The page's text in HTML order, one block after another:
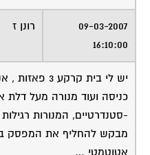
09-03-2007
16:10:00
רונן ז
יש לי בית
כניסה ועוד מנורה מעל דלת
-סטנדרטיים, המנורות
מבקש להחליף את המפסק
אטוטמטי …